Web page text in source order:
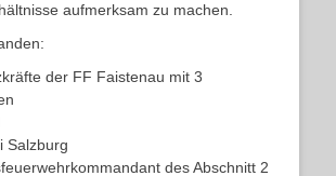
aufmerksam zu machen.
der FF Faistenau mit 3
Salzburg
des Abschnitt 2